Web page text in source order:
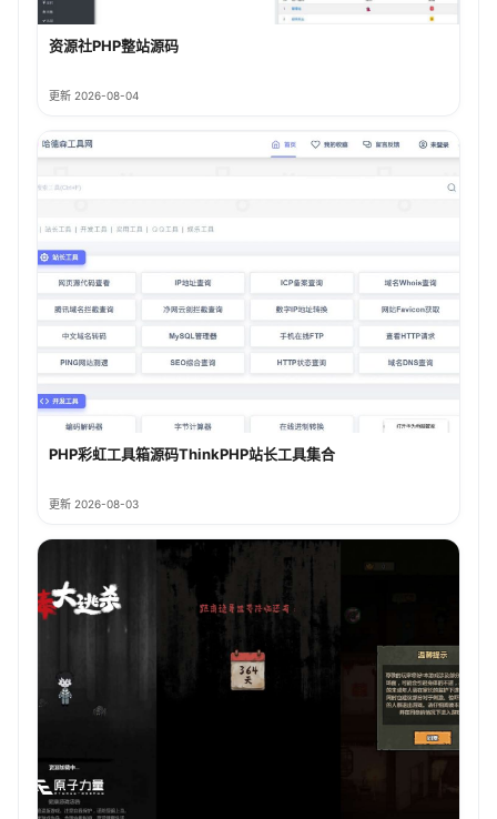
资源社PHP整站源码
更新 2026-08-04
PHP彩虹工具箱源码ThinkPHP站长工具集合
更新 2026-08-03